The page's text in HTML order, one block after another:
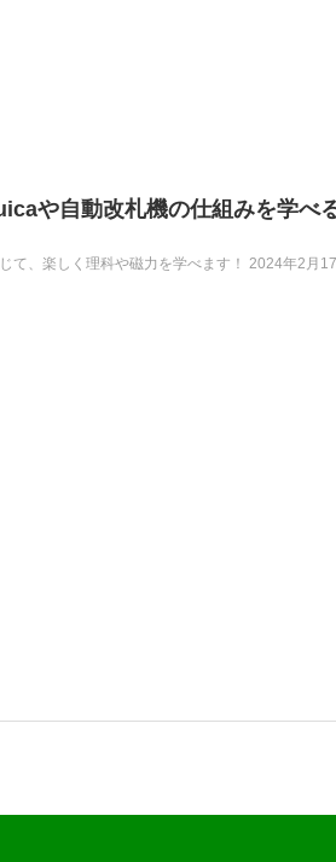
や自動改札機の仕組みを学べ
て、楽しく理科や磁力を学べます！ 2024年2月